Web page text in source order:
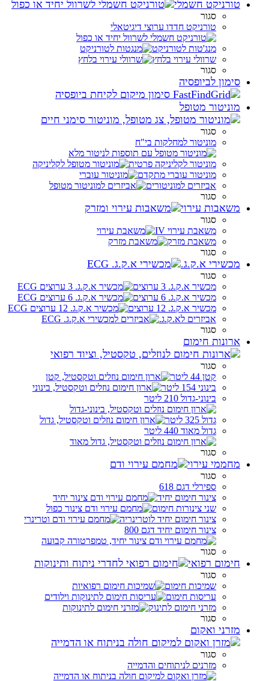
טורניקט חשמלי
סגור
טורניקט חדדו ערוצי דיגיטאלי
מנג'טות לטורניקט
שרוולי עירוי בלחץ
סגור
סימון לביופסיה
מוניטור מטופל
סגור
מוניטור למחלקות בי"ח
מוניטור לקליניקה פרטית
מוניטור עוברי מתקדם
אביזרים למוניטורים
סגור
משאבות עירוי
סגור
משאבת עירוי IV
משאבת מזרק
סגור
מכשירי א.ק.ג.
סגור
מכשיר א.ק.ג. 3 ערוצים
מכשיר א.ק.ג. 6 ערוצים
מכשיר א.ק.ג. 12 ערוצים
אביזרים לא.ק.ג.
סגור
ארונות חימום
סגור
קטן 44 ליטר
בינוני 154 ליטר
בינוני-גדול 210 ליטר
גדול 325 ליטר
גדול מאוד 440 ליטר
סגור
מחממי עירוי
סגור
ספירלי דגם 618
צינור חימום יחיד
שני צינורות חימום
צינור חימום יחיד לוטרינריה
צינור חימום יחיד דגם 800
סגור
חימום רפואי
סגור
שמיכות חימום
עריסות חימום
מזרני חימום לתינוק
סגור
מזרני ואקום
סגור
מזרנים לניתוחים והדמייה